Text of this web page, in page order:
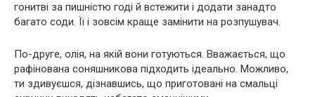
гонитві за пишністю годі й встежити і додати занадто
багато соди. Її і зовсім краще замінити на розпушувач.
По-друге, олія, на якій вони готуються. Вважається, що
рафінована соняшникова підходить ідеально. Можливо,
ти здивуєшся, дізнавшись, що приготовані на смальці